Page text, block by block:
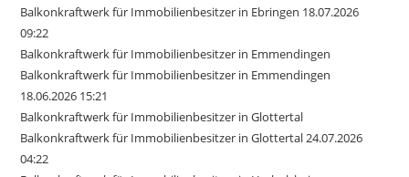
Balkonkraftwerk für Immobilienbesitzer in Ebringen 18.07.2026
09:22
Balkonkraftwerk für Immobilienbesitzer in Emmendingen
Balkonkraftwerk für Immobilienbesitzer in Emmendingen
18.06.2026 15:21
Balkonkraftwerk für Immobilienbesitzer in Glottertal
Balkonkraftwerk für Immobilienbesitzer in Glottertal 24.07.2026
04:22